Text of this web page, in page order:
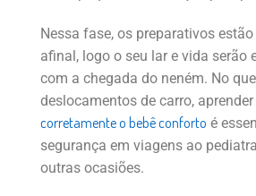
Nessa fase, os preparativos
afinal, logo o seu lar e vida serão
com a chegada do neném. No
deslocamentos de carro, aprender
corretamente o bebê conforto é
segurança em viagens ao
outras ocasiões.